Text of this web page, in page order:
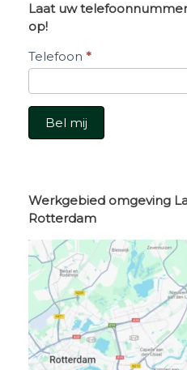
Laat uw
op!
Belverzoek
Telefoon *
Bel mij
Werkgebied omgeving
Rotterdam